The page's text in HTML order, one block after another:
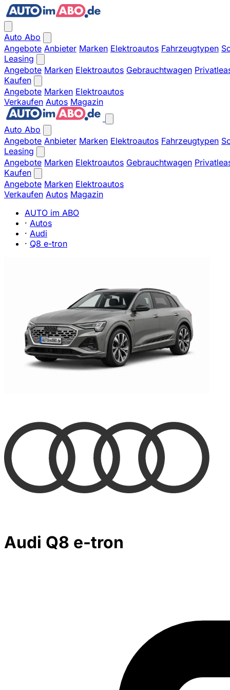
Auto Abo
Angebote Anbieter Marken Elektroautos Fahrzeugtypen
Leasing
Angebote Marken Elektroautos Gebrauchtwagen
Kaufen
Angebote Marken Elektroautos
Verkaufen Autos Magazin
Auto Abo
Angebote Anbieter Marken Elektroautos Fahrzeugtypen
Leasing
Angebote Marken Elektroautos Gebrauchtwagen
Kaufen
Angebote Marken Elektroautos
Verkaufen Autos Magazin
AUTO im ABO
· Autos
· Audi
· Q8 e-tron
Audi Q8 e-tron